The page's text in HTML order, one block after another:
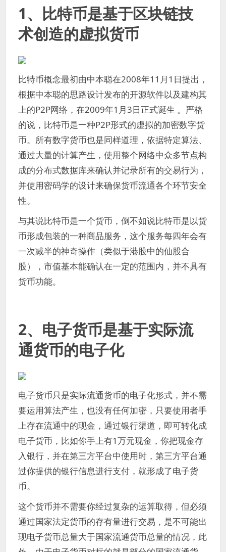
1、比特币是基于区块链技
术创造的虚拟货币
比特币概念最初由中本聪在2008年11月1日提出，
根据中本聪的思路设计发布的开源软件以及建构其
上的P2P网络，在2009年1月3日正式诞生 。严格
的说，比特币是一种P2P形式的虚拟的加密数字货
币。所有数字货币也是同样道理，依据特定算法、
通过大量的计算产生，使用整个网络中众多节点构
成的分布式数据库来确认并记录所有的交易行为，
并使用密码学的设计来确保货币流通各个环节安全
性。
与其说比特币是一个货币，倒不如说比特币是以货
币形成包装的一种商品服务，这个服务每四年会有
一次减半的神奇操作（类似于港股中的仙股合
股），市值基本能确认在一定的范围内，并不具有
货币功能。
2、电子货币是基于实际流
通货币的电子化
电子货币只是实际流通货币的电子化形式，并不需
要运用算法产生，也没有任何加密，只要使用者手
上存在流通中的现金，通过银行渠道，即可转化成
电子货币，比如你手上有1万元现金，你把现金存
入银行，并在第三方平台中使用时，第三方平台通
过你提供的银行信息进行支付，就形成了电子货
币。
这个货币并不需要你经过复杂的运算取得，但必须
通过国家法定货币的存有量进行交易，是不可能出
现电子货币总量大于国家流通货币总量的情况，此